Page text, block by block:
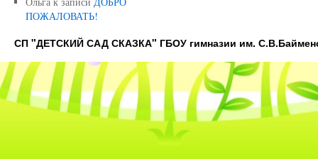
ПОЖАЛОВАТЬ!
СП "ДЕТСКИЙ САД СКАЗКА" ГБОУ гимназии им.